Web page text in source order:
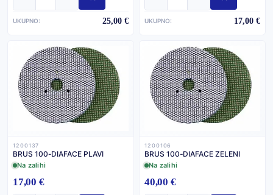
UKUPNO: 25,00 € UKUPNO: 17,00 €
1200137
BRUS 100-DIAFACE PLAVI
Na zalihi
17,00 €
1200106
BRUS 100-DIAFACE ZELENI
Na zalihi
40,00 €